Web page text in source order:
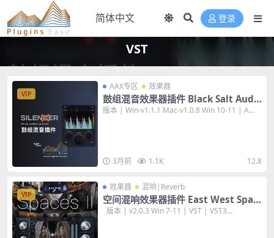
登录
VST
VIP
AAX专区 效果器
鼓组混音效果器插件 Black Salt Audi
o Silencer v1.1.1 [WiN+MAC] 黑公鸡
版本 | Win-v1.1.1 Mac-v1.0.8 Win 10-11 | A...
3月前 1.1K 12.8
VIP
效果器 混响|Reverb
空间混响效果器插件 East West Spac
es II v2.0.3 [WiN] Reverb
版本 | v2.0.3 Win 7-11 | VST | VST3...